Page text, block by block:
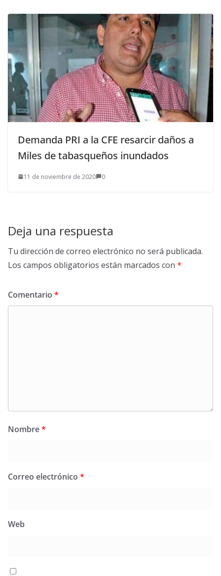
Demanda PRI a la CFE resarcir daños a
Miles de tabasqueños inundados
11 de noviembre de 2020 0
Deja una respuesta
Tu dirección de correo electrónico no será publicada.
Los campos obligatorios están marcados con *
Comentario *
Nombre*
Correo electrónico *
Web